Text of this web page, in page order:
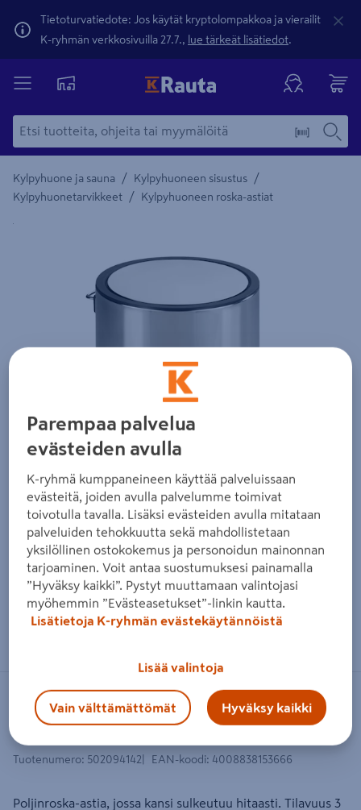
Tietoturvatiedote: Jos käytät kryptolompakkoa ja vierailit
K-ryhmän verkkosivuilla 27.7., lue tärkeät lisätiedot.
Kylpyhuone ja sauna / Kylpyhuoneen sisustus /
Kylpyhuonetarvikkeet / Kylpyhuoneen roska-astiat
Yksityiskohtainen kuvaus löytyy Tuotteen kuvaus -
Zoomaa kuvaa sormilla kosketusnäytöllä
Poljinroska-astia Wenko Monza rst 3l
WENKO
Tuotenumero: 502094142 EAN-koodi: 4008838153666
Poljinroska-astia, jossa kansi sulkeutuu hitaasti. Tilavuus 3
Parempaa palvelua
evästeiden avulla
K-ryhmä kumppaneineen käyttää palveluissaan
evästeitä, joiden avulla palvelumme toimivat
toivotulla tavalla. Lisäksi evästeiden avulla mitataan
palveluiden tehokkuutta sekä mahdollistetaan
yksilöllinen ostokokemus ja personoidun mainonnan
tarjoaminen. Voit antaa suostumuksesi painamalla
”Hyväksy kaikki”. Pystyt muuttamaan valintojasi
myöhemmin ”Evästeasetukset”-linkin kautta.
Lisätietoja K-ryhmän evästekäytännöistä
Lisää valintoja
Vain välttämättömät Hyväksy kaikki